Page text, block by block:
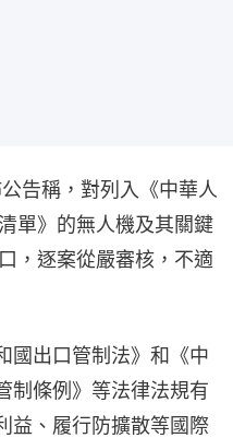
告稱，對列入《中華人
單》的無人機及其關鍵
，逐案從嚴審核，不適
國出口管制法》和《中
制條例》等法律法規有
益、履行防擴散等國際